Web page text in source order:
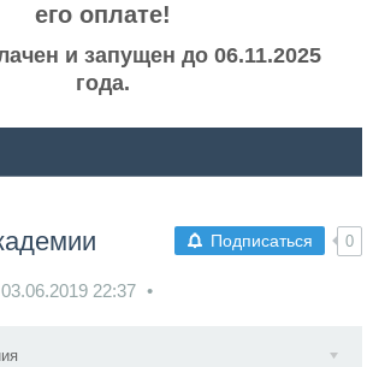
его оплате!
и запущен до 06.11.2025
года.
Подписаться 0
03.06.2019 22:37